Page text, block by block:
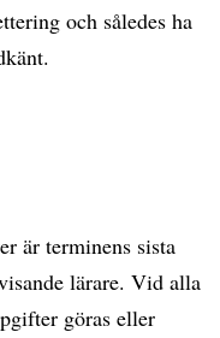
och således ha
är terminens sista
lärare. Vid alla
göras eller